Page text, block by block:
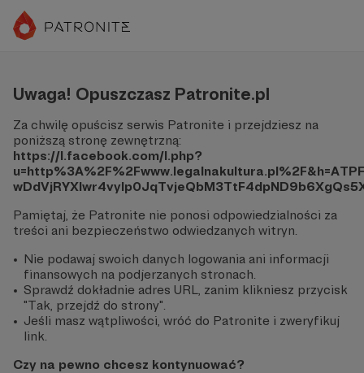
Uwaga! Opuszczasz Patronite.pl
Za chwilę opuścisz serwis Patronite i przejdziesz na
poniższą stronę zewnętrzną:
https://l.facebook.com/l.php?
Pamiętaj, że Patronite nie ponosi odpowiedzialności za
treści ani bezpieczeństwo odwiedzanych witryn.
Nie podawaj swoich danych logowania ani informacji
finansowych na podjerzanych stronach.
Sprawdź dokładnie adres URL, zanim klikniesz przycisk
"Tak, przejdź do strony".
Jeśli masz wątpliwości, wróć do Patronite i zweryfikuj
link.
Czy na pewno chcesz kontynuować?